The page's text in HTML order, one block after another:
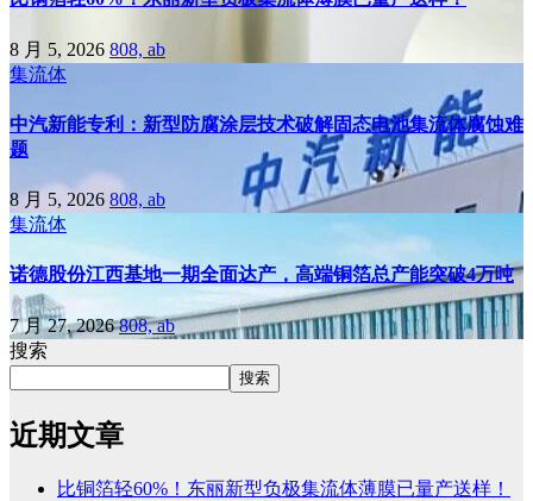
8 月 5, 2026 808, ab
集流体
中汽新能专利：新型防腐涂层技术破解固态电池集流体腐蚀难
题
8 月 5, 2026 808, ab
集流体
诺德股份江西基地一期全面达产，高端铜箔总产能突破4万吨
7 月 27, 2026808, ab
搜索
搜索
近期文章
比铜箔轻60%！东丽新型负极集流体薄膜已量产送样！